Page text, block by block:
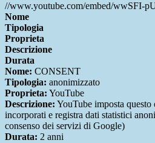
//www.youtube.com/embed/wwSFI-
Nome
Tipologia
Proprieta
Descrizione
Durata
Nome: CONSENT
Tipologia: anonimizzato
Proprieta: YouTube
Descrizione: YouTube imposta
incorporati e registra dati statistici
consenso dei servizi di Google)
Durata: 2 anni